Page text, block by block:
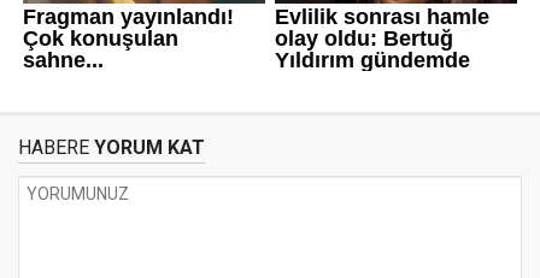
HABERE YORUM KAT